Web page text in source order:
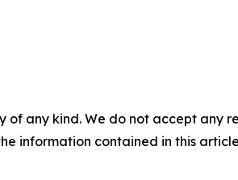
of any kind. We do not accept any
information contained in this